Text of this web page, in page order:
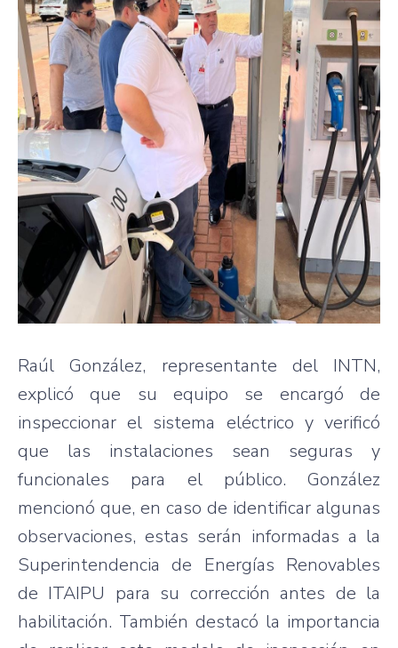
Raúl González, representante del INTN,
explicó que su equipo se encargó de
inspeccionar el sistema eléctrico y verificó
que las instalaciones sean seguras y
funcionales para el público. González
mencionó que, en caso de identificar algunas
observaciones, estas serán informadas a la
Superintendencia de Energías Renovables
de ITAIPU para su corrección antes de la
habilitación. También destacó la importancia